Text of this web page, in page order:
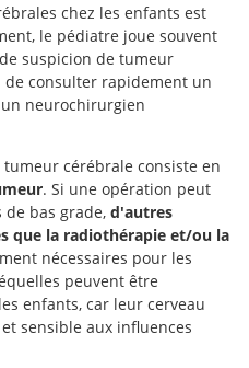
chez les enfants est
le pédiatre joue souvent
suspicion de tumeur
consulter rapidement un
neurochirurgien
cérébrale consiste en
. Si une opération peut
bas grade, d'autres
que la radiothérapie et/ou la
nécessaires pour les
peuvent être
enfants, car leur cerveau
sensible aux influences